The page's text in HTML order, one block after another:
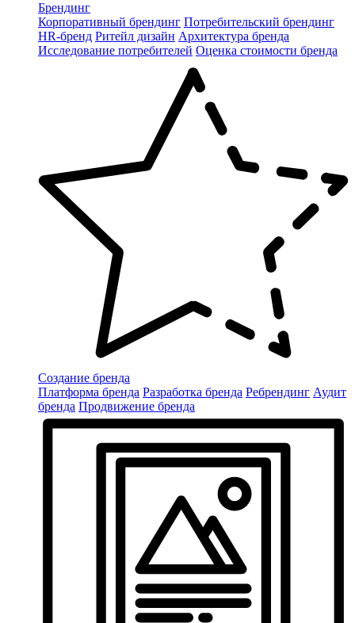
Брендинг
Корпоративный брендинг Потребительский брендинг
НR-бренд Ритейл дизайн Архитектура бренда
Исследование потребителей Оценка стоимости бренда
Создание бренда
Платформа бренда Разработка бренда Ребрендинг Аудит
бренда Продвижение бренда